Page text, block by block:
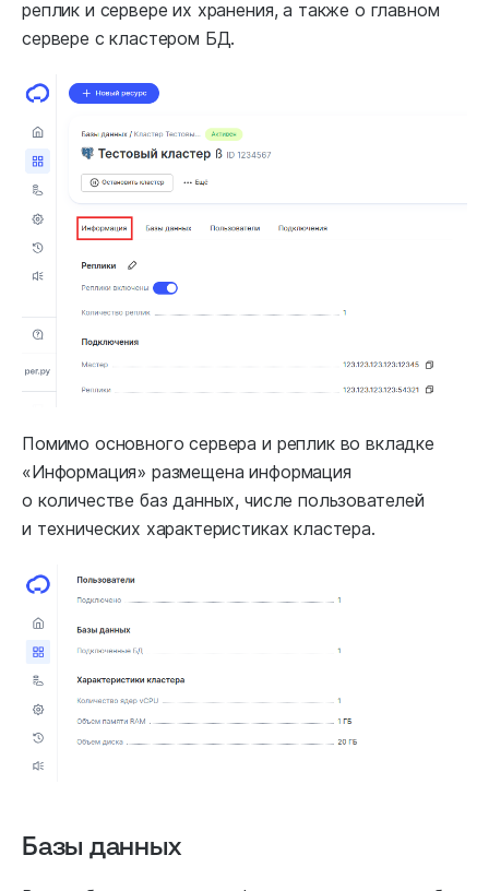
реплик и сервере их хранения, а также о главном
сервере с кластером БД.
Помимо основного сервера и реплик во вкладке
«Информация» размещена информация
о количестве баз данных, числе пользователей
и технических характеристиках кластера.
Базы данных